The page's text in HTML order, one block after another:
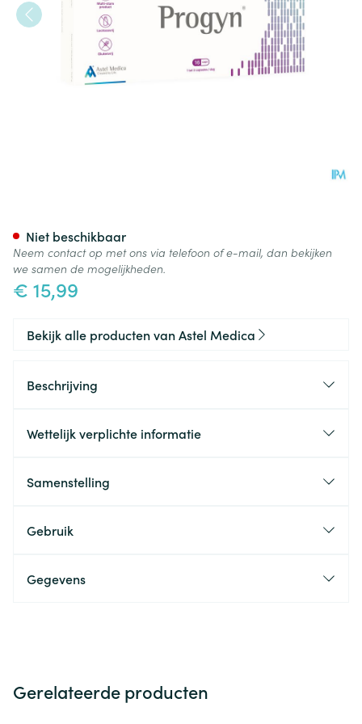
€ 15,99
Niet beschikbaar
Neem contact op met ons via telefoon of e-mail, dan bekijken
we samen de mogelijkheden.
Bekijk alle producten van Astel Medica
Beschrijving
Wettelijk verplichte informatie
Samenstelling
Gebruik
Gegevens
Gerelateerde producten